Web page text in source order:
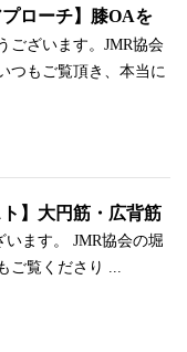
プローチ】膝OAを
ございます。JMR協会
つもご覧頂き、本当に
ト】大円筋・広背筋
います。 JMR協会の堀
ご覧くださり ...